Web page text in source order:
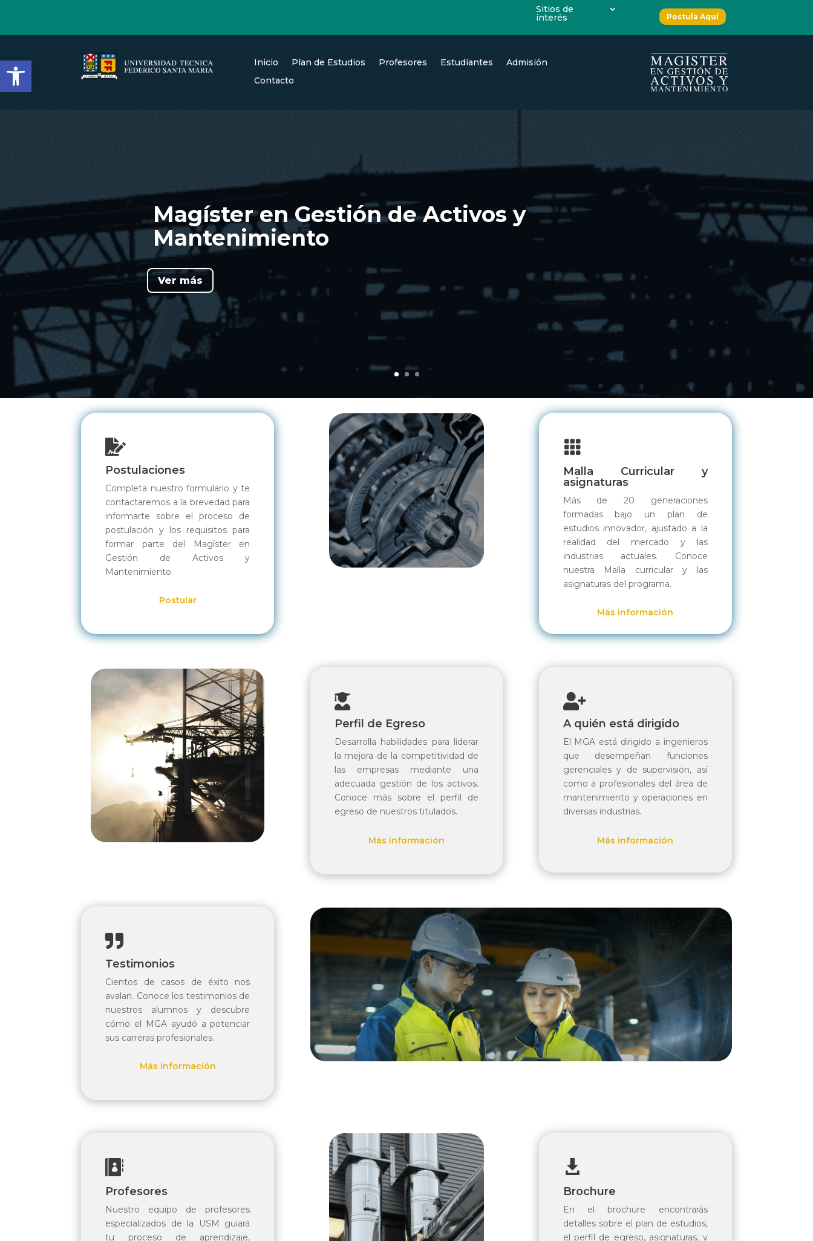
Abrir barra de herramientas
Sitios de
interés Postula Aquí
Inicio Plan de Estudios Profesores Estudiantes
Admisión
Contacto
Magíster en Gestión de Activos y
Mantenimiento
Ver más

Postulaciones
Completa nuestro formulario y te
contactaremos a la brevedad para
informarte sobre el proceso de
postulación y los requisitos para
formar parte del Magíster en
Gestión de Activos y
Mantenimiento.
Postular

Malla Curricular y
asignaturas
Más de 20 generaciones
formadas bajo un plan de
estudios innovador, ajustado a la
realidad del mercado y las
industrias actuales. Conoce
nuestra Malla curricular y las
asignaturas del programa.
Más información

Perfil de Egreso
Desarrolla habilidades para liderar
la mejora de la competitividad de
las empresas mediante una
adecuada gestión de los activos.
Conoce más sobre el perfil de
egreso de nuestros titulados.
Más información

A quién está dirigido
El MGA está dirigido a ingenieros
que desempeñan funciones
gerenciales y de supervisión, así
como a profesionales del área de
mantenimiento y operaciones en
diversas industrias.
Más información

Testimonios
Cientos de casos de éxito nos
avalan. Conoce los testimonios de
nuestros alumnos y descubre
cómo el MGA ayudó a potenciar
sus carreras profesionales.
Más información

Profesores
Nuestro equipo de profesores
especializados de la USM guiará
tu proceso de aprendizaje,

Brochure
En el brochure encontrarás
detalles sobre el plan de estudios,
el perfil de egreso, asignaturas, y